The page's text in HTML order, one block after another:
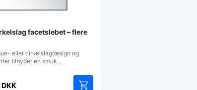
facetslebet – flere
eller cirkelslagdesign og
tilbyder en smuk…
DKK